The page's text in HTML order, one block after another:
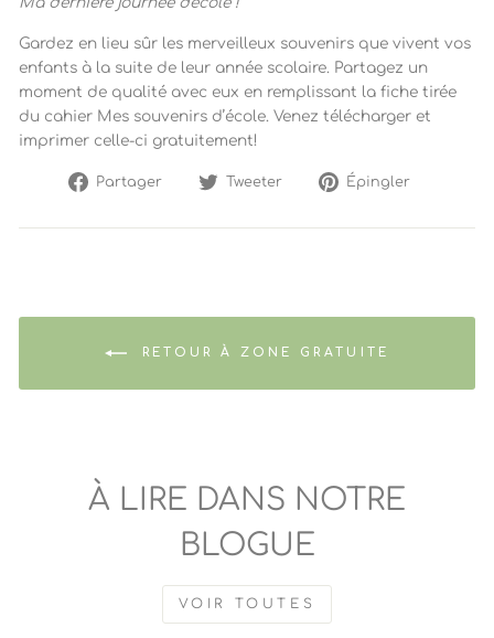
Gardez en lieu sûr les merveilleux souvenirs que vivent vos
enfants à la suite de leur année scolaire. Partagez un
moment de qualité avec eux en remplissant la fiche tirée
du cahier Mes souvenirs d’école. Venez télécharger et
imprimer celle-ci gratuitement!
Partager
Partager
Facebook
Tweeter
Tweeter
Twitter
Épingler
Pinterest
RETOUR À ZONE GRATUITE
À LIRE DANS NOTRE
BLOGUE
VOIR TOUTES